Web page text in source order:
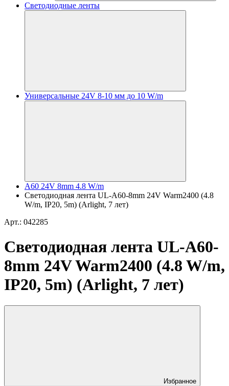
Светодиодные ленты
Универсальные 24V 8-10 мм до 10 W/m
A60 24V 8mm 4.8 W/m
Светодиодная лента UL-A60-8mm 24V Warm2400 (4.8
W/m, IP20, 5m) (Arlight, 7 лет)
Арт.: 042285
Светодиодная лента UL-A60-
8mm 24V Warm2400 (4.8 W/m,
IP20, 5m) (Arlight, 7 лет)
Избранное